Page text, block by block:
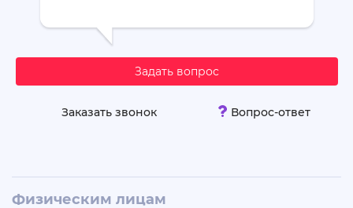
Задать вопрос
Заказать звонок Вопрос-ответ
Физическим лицам